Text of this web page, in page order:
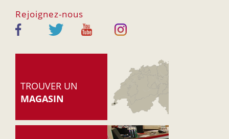
Rejoignez-nous
TROUVER UN
MAGASIN